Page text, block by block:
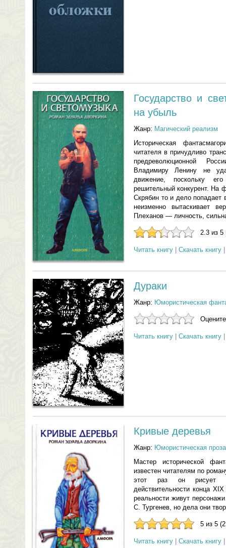
Государство и
на убыль
Жанр: Магический реализм
Историческая
читателя в причудливо
предреволюционной
Владимиру Ленину не
движение, поскольку
решительный конкурент. На
Скрябин то и дело попадает
неизменно вытаскивает
Плеханов — личность,
2.3 из 5
Читать книгу Скачать книгу
Дураки
Жанр: Юмористическая
Читать книгу Скачать книгу
Кривые деревья
Жанр: Юмористическая проза
Мастер исторической
известен читателям по
этот раз он рисует
действительности конца
реальности живут
С. Тургенев, но дела они
5 из 5
Читать книгу Скачать книгу